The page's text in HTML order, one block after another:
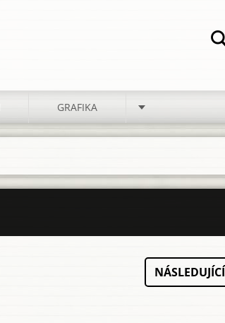
GRAFIKA
NÁSLEDUJÍCÍ